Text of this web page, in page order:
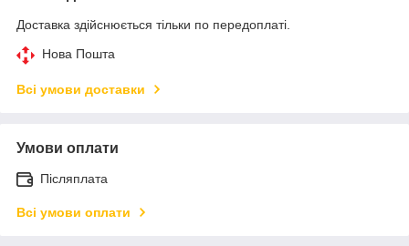
Доставка здійснюється тільки по передоплаті.
Нова Пошта
Всі умови доставки
Умови оплати
Післяплата
Всі умови оплати